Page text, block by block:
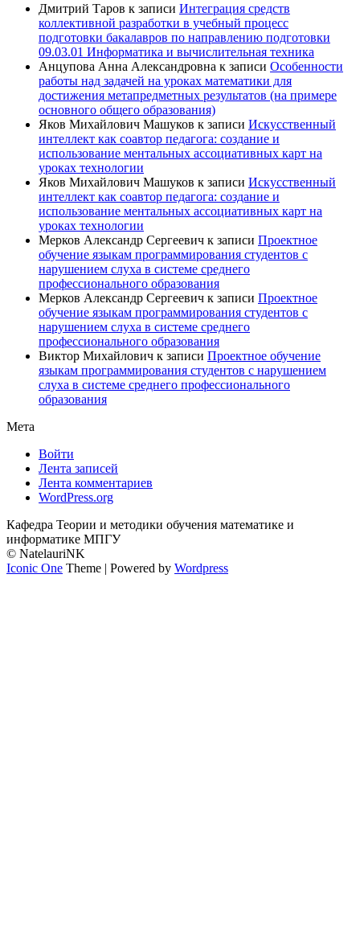
Дмитрий Таров к записи Интеграция средств
коллективной разработки в учебный процесс
подготовки бакалавров по направлению подготовки
09.03.01 Информатика и вычислительная техника
Анцупова Анна Александровна к записи Особенности
работы над задачей на уроках математики для
достижения метапредметных результатов (на примере
основного общего образования)
Яков Михайлович Машуков к записи Искусственный
интеллект как соавтор педагога: создание и
использование ментальных ассоциативных карт на
уроках технологии
Яков Михайлович Машуков к записи Искусственный
интеллект как соавтор педагога: создание и
использование ментальных ассоциативных карт на
уроках технологии
Мерков Александр Сергеевич к записи Проектное
обучение языкам программирования студентов с
нарушением слуха в системе среднего
профессионального образования
Мерков Александр Сергеевич к записи Проектное
обучение языкам программирования студентов с
нарушением слуха в системе среднего
профессионального образования
Виктор Михайлович к записи Проектное обучение
языкам программирования студентов с нарушением
слуха в системе среднего профессионального
образования
Мета
Войти
Лента записей
Лента комментариев
WordPress.org
Кафедра Теории и методики обучения математике и
информатике МПГУ
© NatelauriNK
Iconic One Theme | Powered by Wordpress